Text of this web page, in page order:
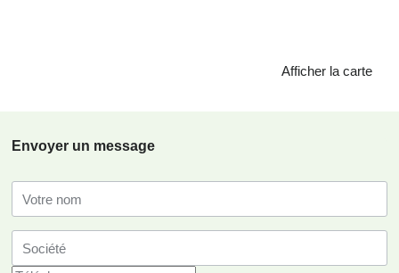
Afficher la carte
Envoyer un message